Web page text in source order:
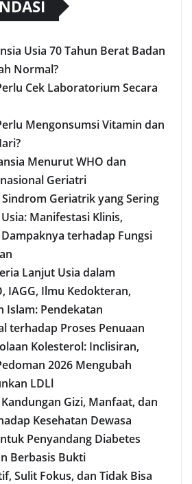
Usia 70 Tahun Berat Badan
Normal?
Cek Laboratorium Secara
Mengonsumsi Vitamin dan
Menurut WHO dan
Geriatri
Geriatrik yang Sering
Manifestasi Klinis,
terhadap Fungsi
Lanjut Usia dalam
IAGG, Ilmu Kedokteran,
Islam: Pendekatan
terhadap Proses Penuaan
Kolesterol: Inclisiran,
2026 Mengubah
LDLl
Kandungan Gizi, Manfaat, dan
Kesehatan Dewasa
Penyandang Diabetes
Berbasis Bukti
Sulit Fokus, dan Tidak Bisa